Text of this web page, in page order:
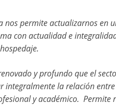
nos permite actualizarnos en
con actualidad e
y profundo que el
integralmente la relación
y académico. Permite